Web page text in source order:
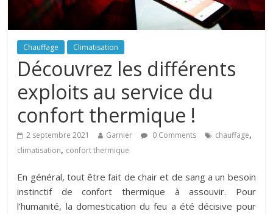
Chauffage Climatisation
Découvrez les différents
exploits au service du
confort thermique !
2 septembre 2021 Garnier 0 Comments chauffage,
climatisation, confort thermique
En général, tout être fait de chair et de sang a un besoin
instinctif de confort thermique à assouvir. Pour
l’humanité, la domestication du feu a été décisive pour